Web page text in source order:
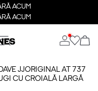
ACUM
ACUM
JJORIGINAL AT 737
CU CROIALĂ LARGĂ